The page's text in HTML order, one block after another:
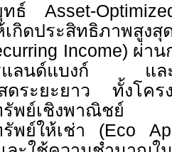
ยุทธ์Asset-
กิดประสิทธิภาพสูง
Income) ผ่าน
แลนด์แบงก์ และก
ดระยะยาว ทั้งโคร
ทรัพย์เชิงพาณิ
รัพย์ให้เช่า (Eco